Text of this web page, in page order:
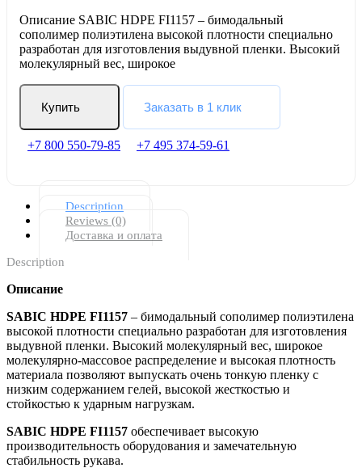
Описание SABIC HDPE FI1157 – бимодальный
сополимер полиэтилена высокой плотности специально
разработан для изготовления выдувной пленки. Высокий
молекулярный вес, широкое
Купить Заказать в 1 клик
+7 800 550-79-85 +7 495 374-59-61
Description
Reviews (0)
Доставка и оплата
Description
Описание
SABIC HDPE FI1157 – бимодальный сополимер полиэтилена
высокой плотности специально разработан для изготовления
выдувной пленки. Высокий молекулярный вес, широкое
молекулярно-массовое распределение и высокая плотность
материала позволяют выпускать очень тонкую пленку с
низким содержанием гелей, высокой жесткостью и
стойкостью к ударным нагрузкам.
SABIC HDPE FI1157 обеспечивает высокую
производительность оборудования и замечательную
стабильность рукава.